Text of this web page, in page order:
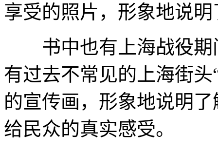
享受的照片，形象地说
书中也有上海战役期
有过去不常见的上海街
的宣传画，形象地说明
给民众的真实感受。